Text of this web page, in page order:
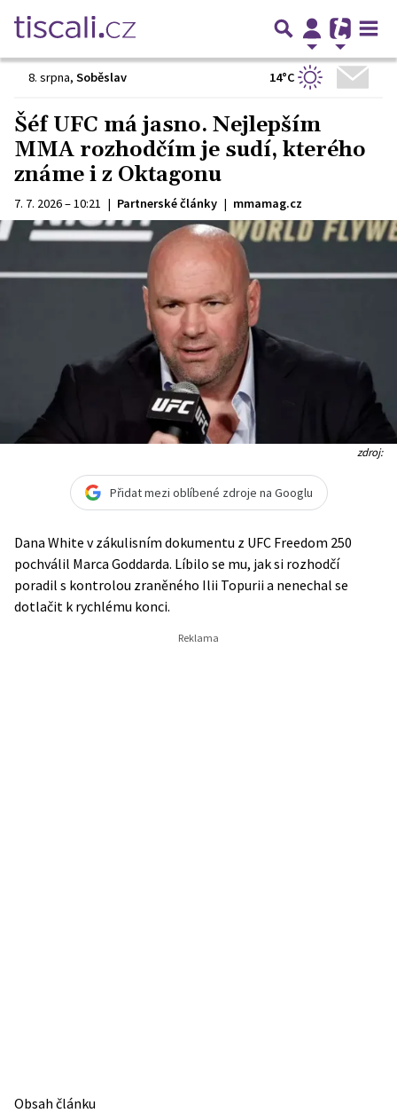
8. srpna, Soběslav 14°C
Šéf UFC má jasno. Nejlepším
MMA rozhodčím je sudí, kterého
známe i z Oktagonu
7. 7. 2026 – 10:21 | Partnerské články | mmamag.cz
zdroj:
Přidat mezi oblíbené zdroje na Googlu
Dana White v zákulisním dokumentu z UFC Freedom 250
pochválil Marca Goddarda. Líbilo se mu, jak si rozhodčí
poradil s kontrolou zraněného Ilii Topurii a nenechal se
dotlačit k rychlému konci.
Obsah článku